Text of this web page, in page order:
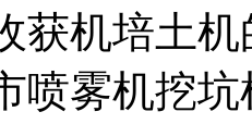
获机培土
喷雾机挖